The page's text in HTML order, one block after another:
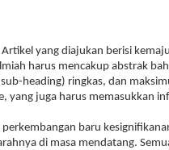
yang diajukan berisi
harus mencakup abstrak
heading) ringkas, dan
yang juga harus memasukkan
baru
di masa mendatang.